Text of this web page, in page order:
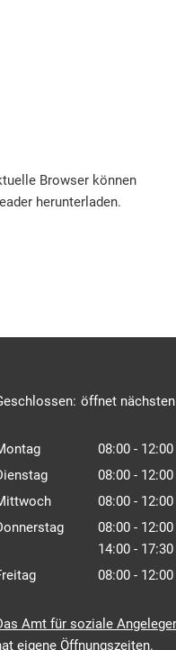
Browser können
herunterladen.
um weitere Öffnungs-
öffnet
08:00 - 12:00
Von 08:00
08:00 - 12:00
Von 08:00
08:00 - 12:00
Von 08:00
08:00 - 12:00
Von 08:00
14:00 - 17:30
Von 14:00
08:00 - 12:00
Amt für soziale
eigene Öffnungszeiten.